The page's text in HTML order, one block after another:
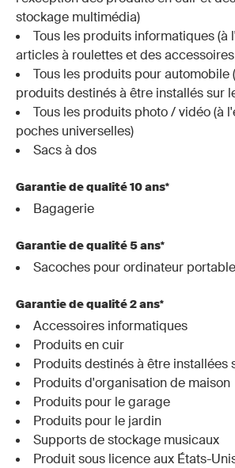
stockage multimédia)
Tous les produits informatiques (à
articles à roulettes et des
Tous les produits pour automobile
produits destinés à être installés sur
Tous les produits photo / vidéo (à
poches universelles)
Sacs à dos
Garantie de qualité 10 ans*
Bagagerie
Garantie de qualité 5 ans*
Sacoches pour ordinateur
Garantie de qualité 2 ans*
Accessoires informatiques
Produits en cuir
Produits destinés à être installées
Produits d'organisation de maison
Produits pour le garage
Produits pour le jardin
Supports de stockage musicaux
Produit sous licence aux États-